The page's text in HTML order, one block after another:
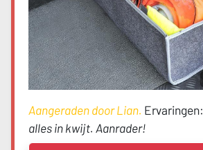
Aangeraden door Lian. Ervaringen:
alles in kwijt. Aanrader!